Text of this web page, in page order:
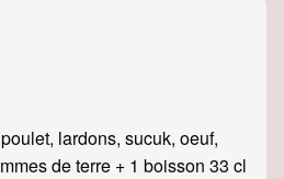
lardons, sucuk, oeuf,
de terre + 1 boisson 33 cl